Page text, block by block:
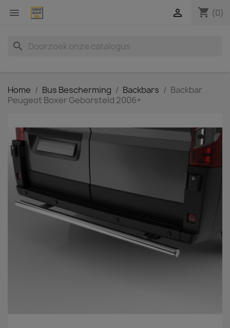
 shopping_cart (0)

search
Home Bus Bescherming Backbars
Backbar
Peugeot Boxer Geborsteld 2006+